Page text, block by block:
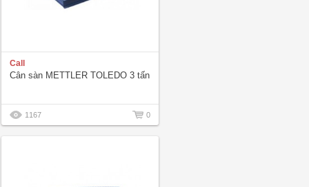
Call
Cân sàn METTLER TOLEDO 3 tấn
1167 0